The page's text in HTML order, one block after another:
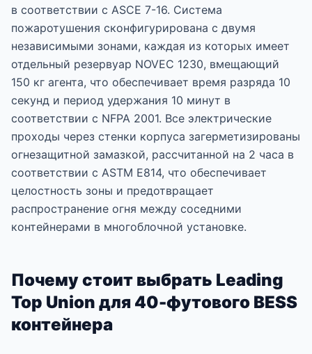
в соответствии с ASCE 7-16. Система
пожаротушения сконфигурирована с двумя
независимыми зонами, каждая из которых имеет
отдельный резервуар NOVEC 1230, вмещающий
150 кг агента, что обеспечивает время разряда 10
секунд и период удержания 10 минут в
соответствии с NFPA 2001. Все электрические
проходы через стенки корпуса загерметизированы
огнезащитной замазкой, рассчитанной на 2 часа в
соответствии с ASTM E814, что обеспечивает
целостность зоны и предотвращает
распространение огня между соседними
контейнерами в многоблочной установке.
Почему стоит выбрать Leading
Top Union для 40-футового BESS
контейнера